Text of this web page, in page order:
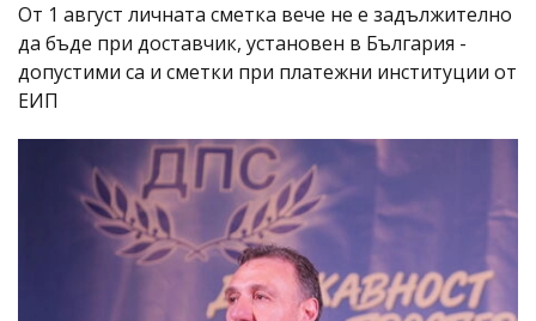
От 1 август личната сметка вече не е задължително
да бъде при доставчик, установен в България -
допустими са и сметки при платежни институции от
ЕИП